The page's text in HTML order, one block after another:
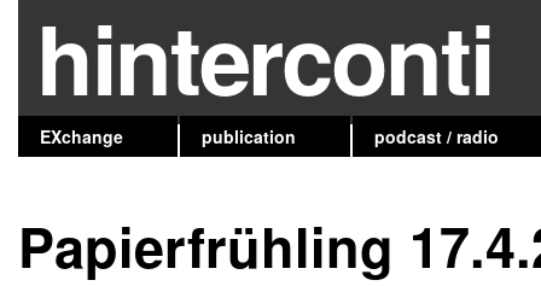
hinterconti
EXchange publication podcast / radio
Papierfrühling